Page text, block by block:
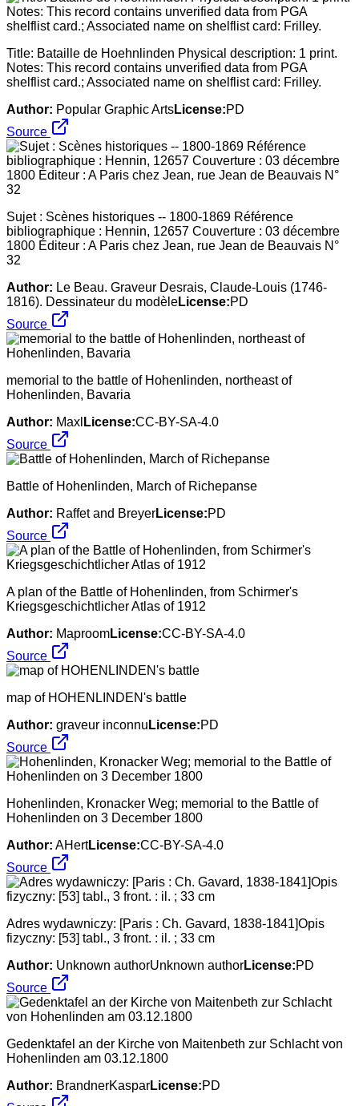
Title: Bataille de Hoehnlinden Physical description: 1 print.
Notes: This record contains unverified data from PGA
shelflist card.; Associated name on shelflist card: Frilley.
Author: Popular Graphic ArtsLicense:PD
Source
Sujet : Scènes historiques -- 1800-1869 Référence
bibliographique : Hennin, 12657 Couverture : 03 décembre
1800 Éditeur : A Paris chez Jean, rue Jean de Beauvais N°
32
Author: Le Beau. Graveur Desrais, Claude-Louis (1746-
1816). Dessinateur du modèleLicense:PD
Source
memorial to the battle of Hohenlinden, northeast of
Hohenlinden, Bavaria
Author: Maxl License:CC-BY-SA-4.0
Source
Battle of Hohenlinden, March of Richepanse
Author: Raffet and BreyerLicense:PD
Source
A plan of the Battle of Hohenlinden, from Schirmer's
Kriegsgeschichtlicher Atlas of 1912
Author: MaproomLicense:CC-BY-SA-4.0
Source
map of HOHENLINDEN's battle
Author: graveur inconnu License:PD
Source
Hohenlinden, Kronacker Weg; memorial to the Battle of
Hohenlinden on 3 December 1800
Author: AHertLicense:CC-BY-SA-4.0
Source
Adres wydawniczy: [Paris : Ch. Gavard, 1838-1841]Opis
fizyczny: [53] tabl., 3 front. : il. ; 33 cm
Author: Unknown authorUnknown authorLicense:PD
Source
Gedenktafel an der Kirche von Maitenbeth zur Schlacht von
Hohenlinden am 03.12.1800
Author: BrandnerKasparLicense:PD